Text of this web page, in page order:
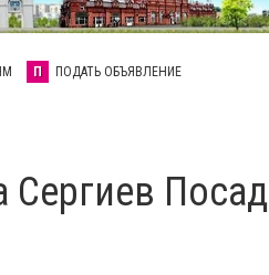
П ПОДАТЬ ОБЪЯВЛЕНИЕ
Сергиев Посад